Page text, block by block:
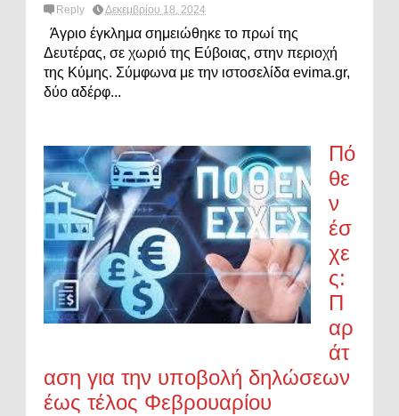
Reply Δεκεμβρίου 18, 2024
Άγριο έγκλημα σημειώθηκε το πρωί της
Δευτέρας, σε χωριό της Εύβοιας, στην περιοχή
της Κύμης. Σύμφωνα με την ιστοσελίδα evima.gr,
δύο αδέρφ...
Πό
θε
ν
έσ
χε
ς:
Π
αρ
άτ
αση για την υποβολή δηλώσεων
έως τέλος Φεβρουαρίου